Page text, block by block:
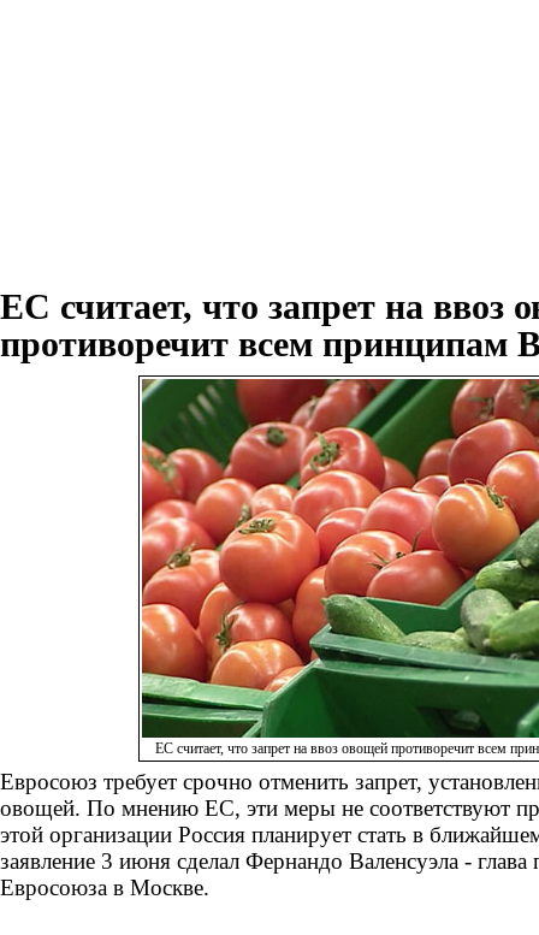
ЕС считает, что запрет на ввоз
противоречит всем принципам
ЕС считает, что запрет на ввоз овощей противоречит всем
Евросоюз требует срочно отменить запрет,
овощей. По мнению ЕС, эти меры не соответствуют
этой организации Россия планирует стать в
заявление 3 июня сделал Фернандо Валенсуэла - глава
Евросоюза в Москве.